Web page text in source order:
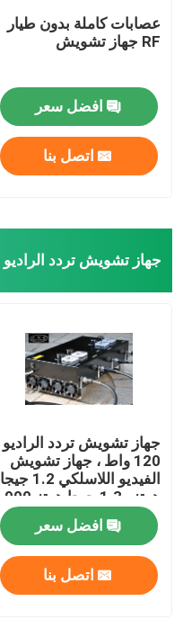
عصابات كاملة بدون طيار
RF جهاز تشويش
افضل سعر
اتصل بنا
جهاز تشويش تردد الراديو
جهاز تشويش تردد الراديو
120 واط ، جهاز تشويش
الفيديو اللاسلكي 1.2 جيجا
هرتز -1.3 جيجا هرتز 900
ميجا هرتز
افضل سعر
اتصل بنا